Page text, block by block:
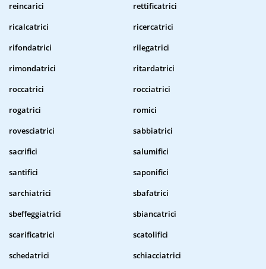
reincarici
rettificatrici
ricalcatrici
ricercatrici
rifondatrici
rilegatrici
rimondatrici
ritardatrici
roccatrici
rocciatrici
rogatrici
romici
rovesciatrici
sabbiatrici
sacrifici
salumifici
santifici
saponifici
sarchiatrici
sbafatrici
sbeffeggiatrici
sbiancatrici
scarificatrici
scatolifici
schedatrici
schiacciatrici